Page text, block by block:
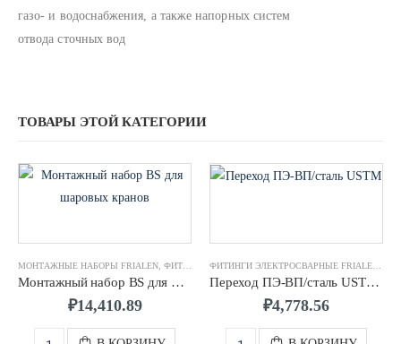
газо- и водоснабжения, а также напорных систем
отвода сточных вод
ТОВАРЫ ЭТОЙ КАТЕГОРИИ
МОНТАЖНЫЕ НАБОРЫ FRIALEN ФИТИНГИ ЭЛЕКТРОСВАРНЫЕ FRIALEN
Монтажный набор BS для шаровых кранов КН и КНР д.0063-0225/1,1 -1,8 м. FRIALEN
₽14,410.89
Переход ПЭ-ВП/сталь USTM д.0032/1″ с внутр.резьбой FRIALEN
₽4,778.56